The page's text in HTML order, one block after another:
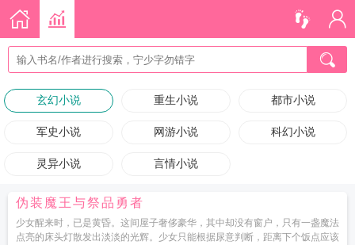
玄幻小说 重生小说 都市小说
军史小说 网游小说 科幻小说
灵异小说 言情小说
伪装魔王与祭品勇者
少女醒来时，已是黄昏。这间屋子奢侈豪华，其中却没有窗户，只有一盏魔法
点亮的床头灯散发出淡淡的光辉。少女只能根据尿意判断，距离下个饭点应该